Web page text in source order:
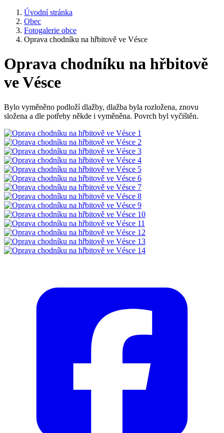
Úvodní stránka
Obec
Fotogalerie obce
Oprava chodníku na hřbitově ve Vésce
Oprava chodníku na hřbitově
ve Vésce
Bylo vyměněno podloží dlažby, dlažba byla rozložena, znovu
složena a dle potřeby někde i vyměněna. Povrch byl vyčištěn.